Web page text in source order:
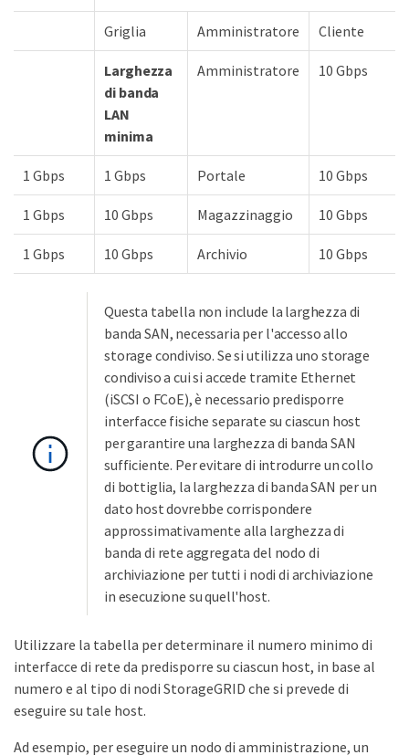
Griglia Amministratore Cliente
Larghezza
di banda
LAN
minima
Amministratore 10 Gbps
1 Gbps 1 Gbps Portale 10 Gbps
1 Gbps 10 Gbps Magazzinaggio 10 Gbps
1 Gbps 10 Gbps Archivio 10 Gbps
Questa tabella non include la larghezza di
banda SAN, necessaria per l'accesso allo
storage condiviso. Se si utilizza uno storage
condiviso a cui si accede tramite Ethernet
(iSCSI o FCoE), è necessario predisporre
interfacce fisiche separate su ciascun host
per garantire una larghezza di banda SAN
sufficiente. Per evitare di introdurre un collo
di bottiglia, la larghezza di banda SAN per un
dato host dovrebbe corrispondere
approssimativamente alla larghezza di
banda di rete aggregata del nodo di
archiviazione per tutti i nodi di archiviazione
in esecuzione su quell'host.
Utilizzare la tabella per determinare il numero minimo di
interfacce di rete da predisporre su ciascun host, in base al
numero e al tipo di nodi StorageGRID che si prevede di
eseguire su tale host.
Ad esempio, per eseguire un nodo di amministrazione, un